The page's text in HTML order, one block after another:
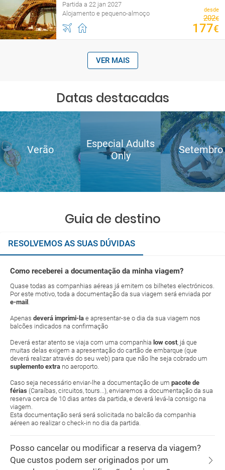
Partida a 22 jan 2027
Alojamento e pequeno-almoço
desde
202€
177€
VER MAIS
Datas destacadas
Verão
Especial Adults
Only
Setembro
Guia de destino
RESOLVEMOS AS SUAS DÚVIDAS
Como receberei a documentação da minha viagem?
Quase todas as companhias aéreas já emitem os bilhetes electrónicos.
Por este motivo, toda a documentação da sua viagem será enviada por
e-mail .
Apenas deverá imprimi-la e apresentar-se o dia da sua viagem nos
balcões indicados na confirmação
Deverá estar atento se viaja com uma companhia low cost, já que
muitas delas exigem a apresentação do cartão de embarque (que
deverá realizar através do seu web) para que não lhe seja cobrado um
suplemento extra no aeroporto.
Caso seja necessário enviar-lhe a documentação de um pacote de
férias (Caraíbas, circuitos, tours...), enviaremos a documentação da sua
reserva cerca de 10 dias antes da partida, e deverá levá-la consigo na
viagem.
Esta documentação será será solicitada no balcão da companhia
aéreen ao realizar o check-in no dia da partida.
Posso cancelar ou modificar a reserva da viagem?
Que custos podem ser originados por um